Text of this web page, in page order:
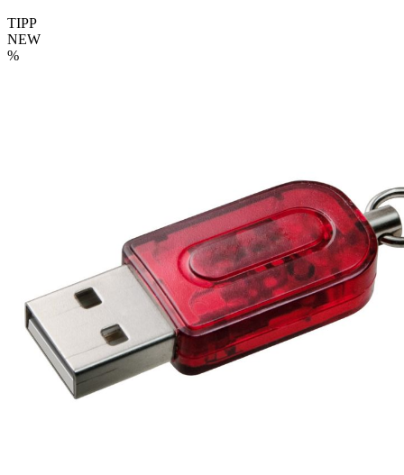
TIPP
NEW
%